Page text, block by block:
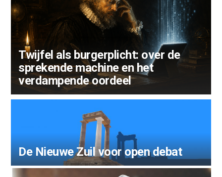
Twijfel als burgerplicht: over de
sprekende machine en het
verdampende oordeel
Uitsnedes van Sids beschouwingen
op liberalisme
De Nieuwe Zuil voor open debat